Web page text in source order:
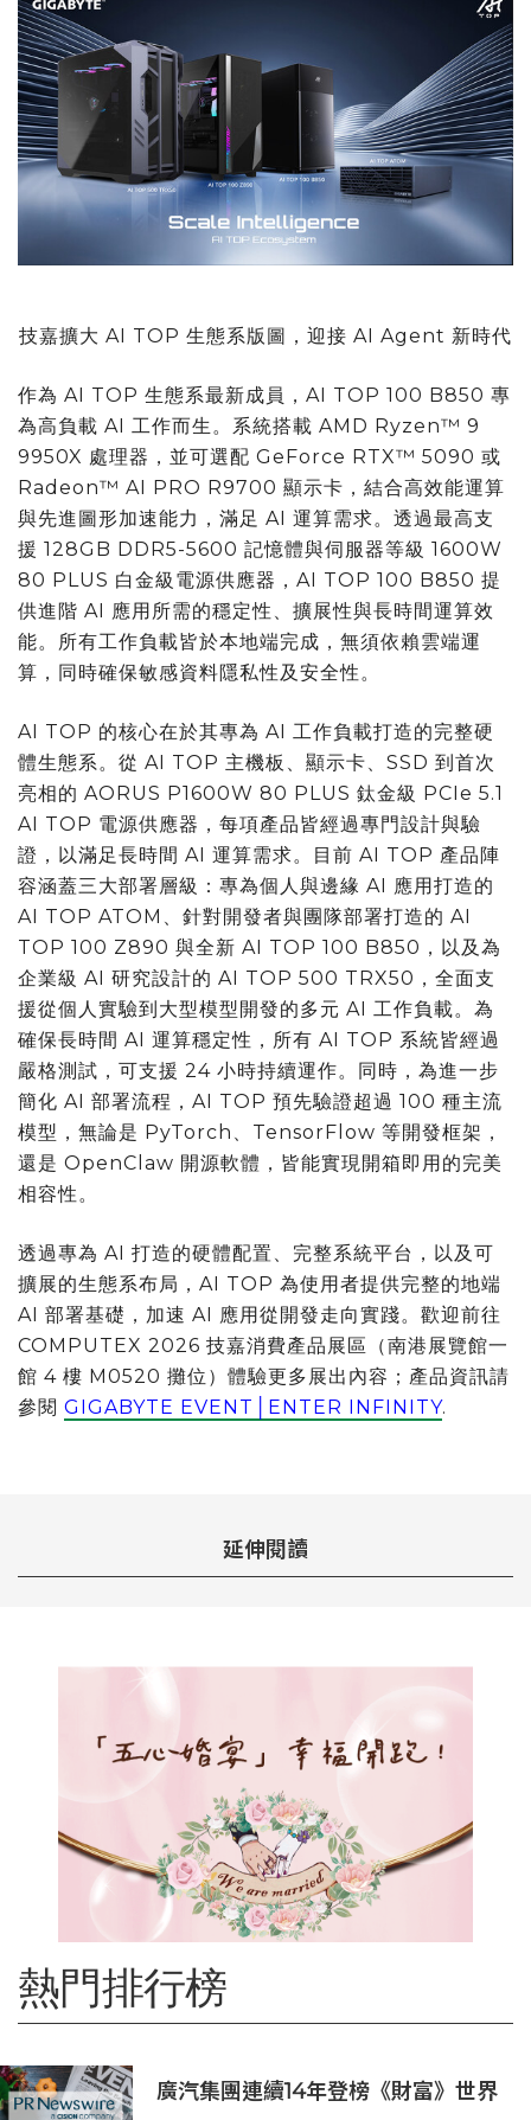
技嘉擴大 AI TOP 生態系版圖，迎接 AI Agent 新時代
作為 AI TOP 生態系最新成員，AI TOP 100 B850 專
為高負載 AI 工作而生。系統搭載 AMD Ryzen™ 9
9950X 處理器，並可選配 GeForce RTX™ 5090 或
Radeon™ AI PRO R9700 顯示卡，結合高效能運算
與先進圖形加速能力，滿足 AI 運算需求。透過最高支
援 128GB DDR5-5600 記憶體與伺服器等級 1600W
80 PLUS 白金級電源供應器，AI TOP 100 B850 提
供進階 AI 應用所需的穩定性、擴展性與長時間運算效
能。所有工作負載皆於本地端完成，無須依賴雲端運
算，同時確保敏感資料隱私性及安全性。
AI TOP 的核心在於其專為 AI 工作負載打造的完整硬
體生態系。從 AI TOP 主機板、顯示卡、SSD 到首次
亮相的 AORUS P1600W 80 PLUS 鈦金級 PCIe 5.1
AI TOP 電源供應器，每項產品皆經過專門設計與驗
證，以滿足長時間 AI 運算需求。目前 AI TOP 產品陣
容涵蓋三大部署層級：專為個人與邊緣 AI 應用打造的
AI TOP ATOM、針對開發者與團隊部署打造的 AI
TOP 100 Z890 與全新 AI TOP 100 B850，以及為
企業級 AI 研究設計的 AI TOP 500 TRX50，全面支
援從個人實驗到大型模型開發的多元 AI 工作負載。為
確保長時間 AI 運算穩定性，所有 AI TOP 系統皆經過
嚴格測試，可支援 24 小時持續運作。同時，為進一步
簡化 AI 部署流程，AI TOP 預先驗證超過 100 種主流
模型，無論是 PyTorch、TensorFlow 等開發框架，
還是 OpenClaw 開源軟體，皆能實現開箱即用的完美
相容性。
透過專為 AI 打造的硬體配置、完整系統平台，以及可
擴展的生態系布局，AI TOP 為使用者提供完整的地端
AI 部署基礎，加速 AI 應用從開發走向實踐。歡迎前往
COMPUTEX 2026 技嘉消費產品展區（南港展覽館一
館 4 樓 M0520 攤位）體驗更多展出內容；產品資訊請
參閱 GIGABYTE EVENT│ENTER INFINITY.
延伸閱讀
熱門排行榜
廣汽集團連續14年登榜《財富》世界